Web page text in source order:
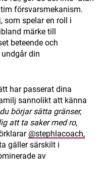
försvarsmekanism.
som spelar en roll i
märke till
beteende och
din
har passerat dina
sannolikt att känna
börjar sätta gränser,
att ta saker med ro,
@stephlacoach,
gäller särskilt i
av